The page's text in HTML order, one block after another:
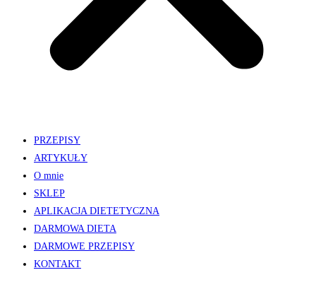
PRZEPISY
ARTYKUŁY
O mnie
SKLEP
APLIKACJA DIETETYCZNA
DARMOWA DIETA
DARMOWE PRZEPISY
KONTAKT